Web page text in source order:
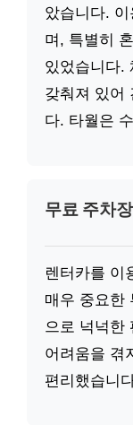
았습니다.
며, 특별히
있었습니다.
갖춰져 있어
다. 타월은
무료 주차장
렌터카를 이
매우 중요한
으로 넉넉한
어려움을 겪
편리했습니